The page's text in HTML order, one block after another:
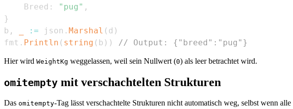
    Breed
: "pug" ,
}
b , := json . Marshal ( d )
fmt . Println ( string ( b ) ) // Output: {"breed":"pug"}
Hier wird WeightKg weggelassen, weil sein Nullwert (0) als leer betrachtet wird.
omitempty mit verschachtelten Strukturen
Das omitempty-Tag lässt verschachtelte Strukturen nicht automatisch weg, selbst wenn